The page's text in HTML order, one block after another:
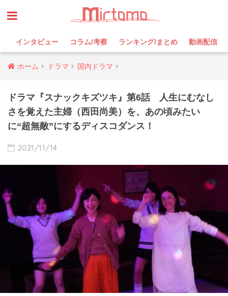
インタビュー コラム/考察 ランキング/まとめ 動画配信
ホーム ドラマ 国内ドラマ
ドラマ『スナックキズツキ』第6話 人生にむなし
さを覚えた主婦（西田尚美）を、あの頃みたい
に“超無敵”にするディスコダンス！
2021/11/14